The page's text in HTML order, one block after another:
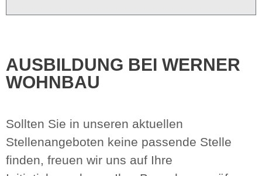
AUSBILDUNG BEI WERNER
WOHNBAU
Sollten Sie in unseren aktuellen
Stellenangeboten keine passende Stelle
finden, freuen wir uns auf Ihre